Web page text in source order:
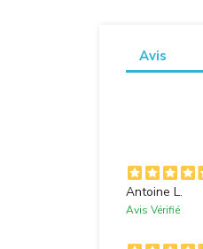
Avis
Antoine L.
Avis Vérifié